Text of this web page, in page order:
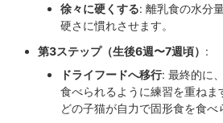
徐々に硬くする: 離乳食の水分
硬さに慣れさせます。
第3ステップ（生後6週〜7週頃） :
ドライフードへ移行: 最終的に
食べられるように練習を重ねま
どの子猫が自力で固形食を食べ